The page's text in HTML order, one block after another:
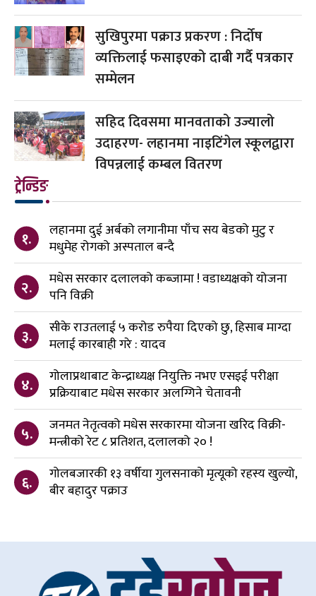
सुखिपुरमा पक्राउ प्रकरण : निर्दोष
व्यक्तिलाई फसाइएको दाबी गर्दै पत्रकार
सम्मेलन
सहिद दिवसमा मानवताको उज्यालो
उदाहरण- लहानमा नाइटिंगेल स्कूलद्वारा
विपन्नलाई कम्बल वितरण
ट्रेन्डिङ
१.
लहानमा दुई अर्बको लगानीमा पाँच सय बेडको मुटु र
मधुमेह रोगको अस्पताल बन्दै
२.
मधेस सरकार दलालको कब्जामा ! वडाध्यक्षको योजना
पनि विक्री
३.
सीके राउतलाई ५ करोड रुपैया दिएको छु, हिसाब माग्दा
मलाई कारबाही गरे : यादव
४.
गोलाप्रथाबाट केन्द्राध्यक्ष नियुक्ति नभए एसइई परीक्षा
प्रक्रियाबाट मधेस सरकार अलग्गिने चेतावनी
५.
जनमत नेतृत्वको मधेस सरकारमा योजना खरिद विक्री-
मन्त्रीको रेट ८ प्रतिशत, दलालको २० !
६.
गोलबजारकी १३ वर्षीया गुलसनाको मृत्यूको रहस्य खुल्यो,
बीर बहादुर पक्राउ